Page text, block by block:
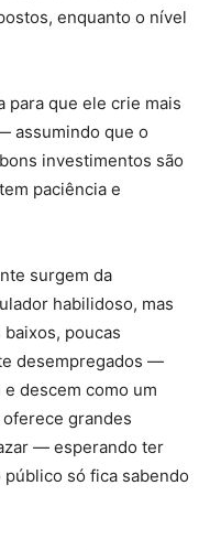
enquanto o nível
para que ele crie mais
assumindo que o
investimentos são
paciência e
surgem da
habilidoso, mas
poucas
desempregados —
descem como um
grandes
— esperando ter
só fica sabendo